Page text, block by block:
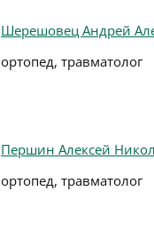
Шерешовец Андрей
ортопед, травматолог
Першин Алексей
ортопед, травматолог